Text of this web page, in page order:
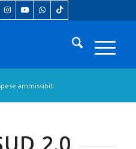
ammissibili